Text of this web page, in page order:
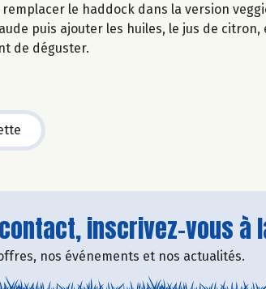
le haddock dans la version
puis ajouter les huiles, le jus de
de déguster.
inscrivez-vous à
nos événements et nos actualités.